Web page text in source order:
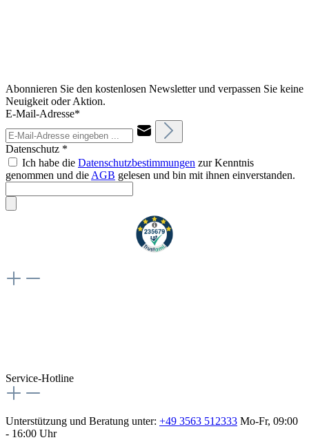
Abonnieren Sie den kostenlosen Newsletter und verpassen Sie keine
Neuigkeit oder Aktion.
E-Mail-Adresse*
Datenschutz *
Ich habe die Datenschutzbestimmungen zur Kenntnis
genommen und die AGB gelesen und bin mit ihnen einverstanden.
Service-Hotline
Unterstützung und Beratung unter: +49 3563 512333 Mo-Fr, 09:00
- 16:00 Uhr